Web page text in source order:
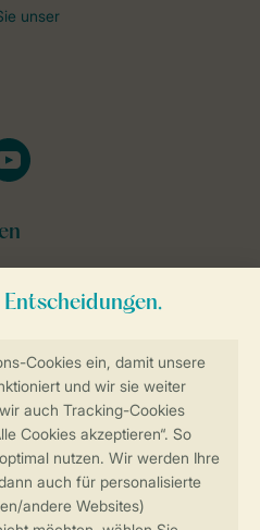
Online-Buchung
unser